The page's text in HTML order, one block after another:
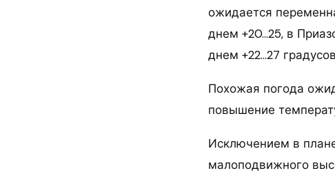
ожидается
днем +20…25, в
днем +22…27
Похожая погода
повышение
Исключением в
малоподвижного